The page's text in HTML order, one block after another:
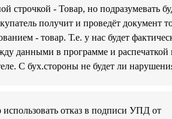
строчкой - Товар, но подразумевать
получит и проведёт документ
- товар. Т.е. у нас будет
данными в программе и распечаткой
С бух.стороны не будет ли
использовать отказ в подписи УПД от